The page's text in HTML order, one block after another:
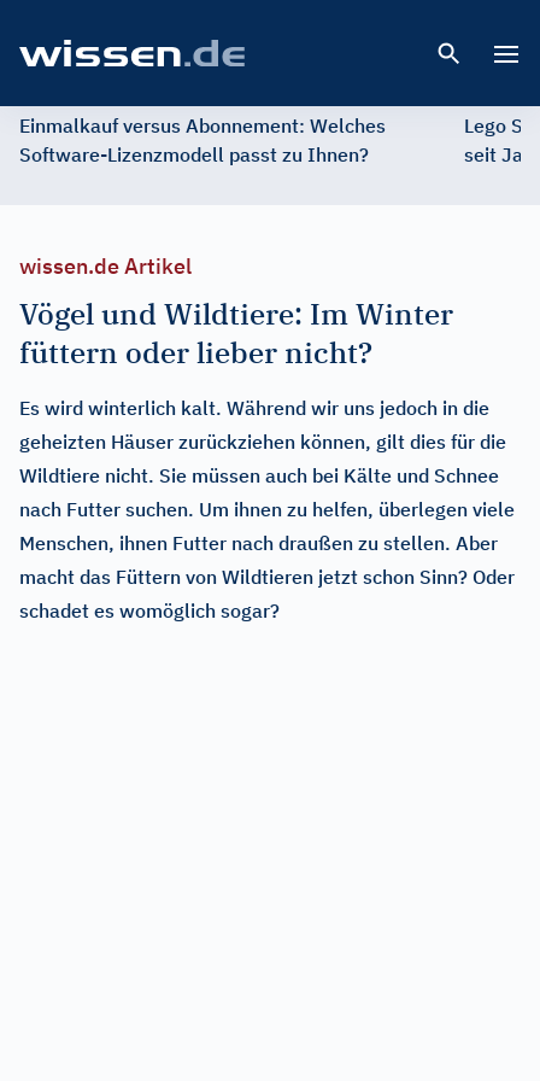
Einmalkauf versus Abonnement: Welches
Software-Lizenzmodell passt zu Ihnen?
Lego
seit
wissen.de Artikel
Vögel und Wildtiere: Im Winter
füttern oder lieber nicht?
Es wird winterlich kalt. Während wir uns jedoch in die
geheizten Häuser zurückziehen können, gilt dies für die
Wildtiere nicht. Sie müssen auch bei Kälte und Schnee
nach Futter suchen. Um ihnen zu helfen, überlegen viele
Menschen, ihnen Futter nach draußen zu stellen. Aber
macht das Füttern von Wildtieren jetzt schon Sinn? Oder
schadet es womöglich sogar?